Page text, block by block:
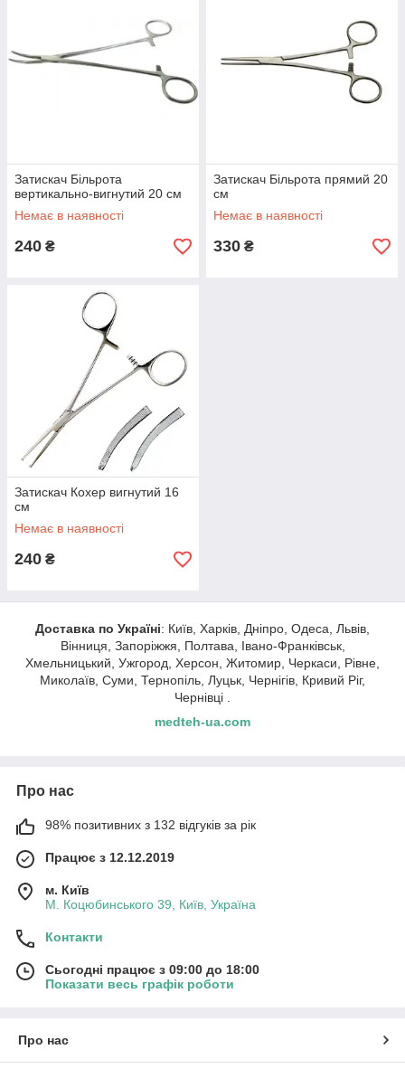
Затискач Більрота
вертикально-вигнутий 20 см
Немає в наявності
240 ₴
Затискач Більрота прямий 20
см
Немає в наявності
330 ₴
Затискач Кохер вигнутий 16
см
Немає в наявності
240 ₴
Доставка по Україні: Київ, Харків, Дніпро, Одеса, Львів,
Вінниця, Запоріжжя, Полтава, Івано-Франківськ,
Хмельницький, Ужгород, Херсон, Житомир, Черкаси, Рівне,
Миколаїв, Суми, Тернопіль, Луцьк, Чернігів, Кривий Ріг,
Чернівці .
medteh-ua.com
Про нас
98% позитивних з 132 відгуків за рік
Працює з 12.12.2019
м. Київ
М. Коцюбинського 39, Київ, Україна
Контакти
Сьогодні працює з 09:00 до 18:00
Показати весь графік роботи
Про нас